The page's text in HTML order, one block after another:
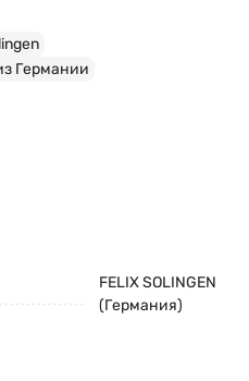
Германии
FELIX SOLINGEN
(Германия)